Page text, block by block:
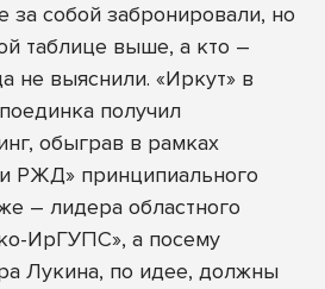
за собой забронировали, но
таблице выше, а кто –
не выяснили. «Иркут» в
получил
обыграв в рамках
РЖД» принципиального
– лидера областного
ИрГУПС», а посему
Лукина, по идее, должны